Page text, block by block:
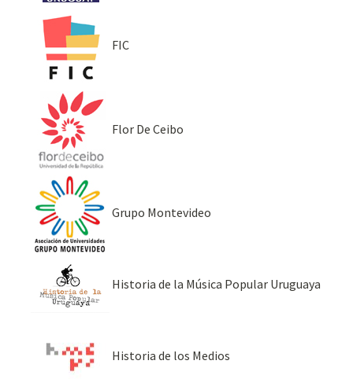
FIC
Flor De Ceibo
Grupo Montevideo
Historia de la Música Popular Uruguaya
Historia de los Medios